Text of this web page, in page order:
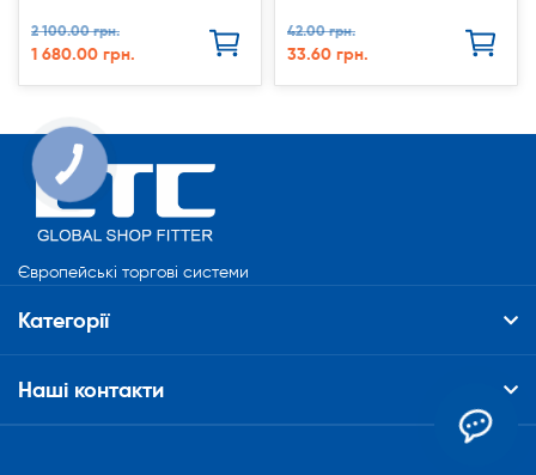
2 100.00 грн.
1 680.00 грн.
42.00 грн.
33.60 грн.
Європейські торгові системи
Категорії
Наші контакти
КНОПКА
СВЯЗИ